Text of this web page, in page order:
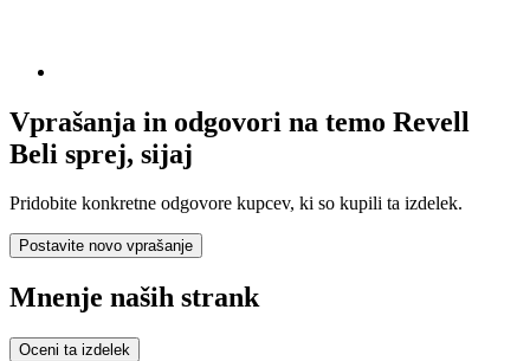
Vprašanja in odgovori na temo Revell
Beli sprej, sijaj
Pridobite konkretne odgovore kupcev, ki so kupili ta izdelek.
Postavite novo vprašanje
Mnenje naših strank
Oceni ta izdelek